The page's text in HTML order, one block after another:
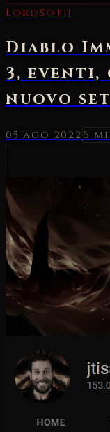
LordSoth
Diablo
3, eventi,
nuovo
05 ago 20226